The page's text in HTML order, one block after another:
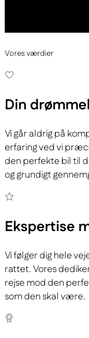
Vores værdier
Din
Vi går aldrig på
erfaring ved vi
den perfekte bil til
og grundigt
Ekspertise
Vi følger dig hele
rattet. Vores
rejse mod den
som den skal være.